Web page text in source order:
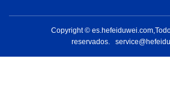
Copyright ©
reservados.